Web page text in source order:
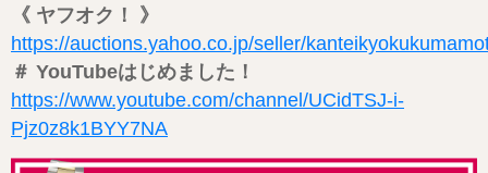
《 ヤフオク！ 》
https://auctions.yahoo.co.jp/seller/
＃ YouTubeはじめました！
https://www.youtube.com/channel/UCidTSJ-i-
Pjz0z8k1BYY7NA